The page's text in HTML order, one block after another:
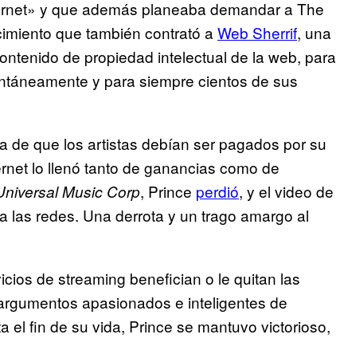
y que además planeaba demandar a The
que también contrató a Web Sherrif, una
de propiedad intelectual de la web, para
y para siempre cientos de sus
de que los artistas debían ser pagados por su
lo llenó tanto de ganancias como de
Music Corp, Prince perdió, y el video de
redes. Una derrota y un trago amargo al
de streaming benefician o le quitan las
apasionados e inteligentes de
el fin de su vida, Prince se mantuvo victorioso,